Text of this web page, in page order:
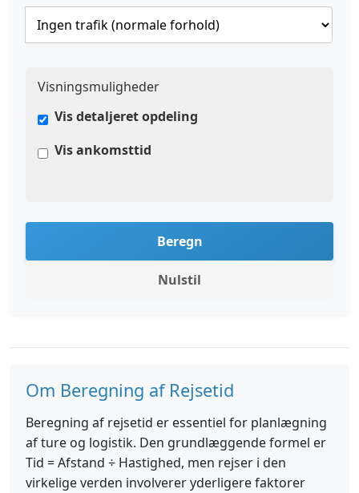
Visningsmuligheder
Vis detaljeret opdeling
Vis ankomsttid
Beregn
Nulstil
Om Beregning af Rejsetid
Beregning af rejsetid er essentiel for planlægning
af ture og logistik. Den grundlæggende formel er
Tid = Afstand ÷ Hastighed, men rejser i den
virkelige verden involverer yderligere faktorer